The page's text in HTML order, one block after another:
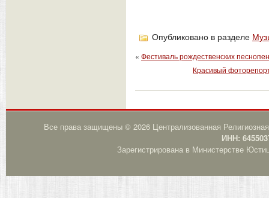
Опубликовано в разделе
« Фестиваль рождественских
Красивый
Все права защищены © 2026 Централизованная
ИНН:
Зарегистрирована в Министерстве